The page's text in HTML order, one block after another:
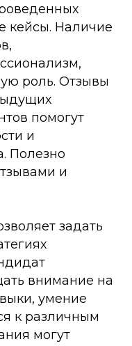
кейсы. Наличие
роль. Отзывы
помогут
и
Полезно
и
задать
внимание на
умение
к различным
могут